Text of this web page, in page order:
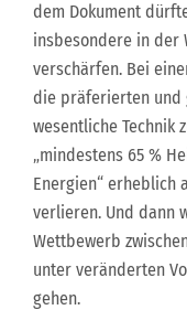
dem Dokument
insbesondere in der
verschärfen. Bei
die präferierten und
wesentliche Technik
„mindestens 65 %
Energien“ erheblich
verlieren. Und dann
Wettbewerb
unter veränderten
gehen.